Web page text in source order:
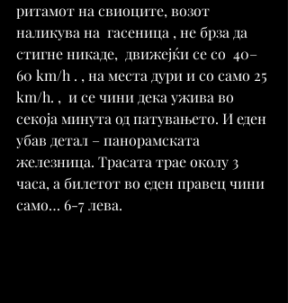
ритамот на свиоците, возот
наликува на  гасеница , не брза да
стигне никаде,  движејќи се со  40–
60 km/h . , на места дури и со само 25
km/h. ,  и се чини дека ужива во
секоја минута од патувањето. И еден
убав детал – панорамската
железница. Трасата трае околу 3
часа, а билетот во еден правец чини
само… 6-7 лева.